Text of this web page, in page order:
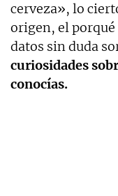
cerveza», lo
origen, el porqué
datos sin duda
curiosidades
conocías.